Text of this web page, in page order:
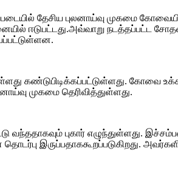
தேசிய புலனாய்வு முகமை
ஈடுபட்டது.அவ்வாறு நடத்தப்பட்ட
கண்டுபிடிக்கப்பட்டுள்ளது. கோவை
முகமை தெரிவித்துள்ளது.
வந்ததாகவும் புகார் எழுந்துள்ளது.
இருப்பதாககூறப்படுகிறது.